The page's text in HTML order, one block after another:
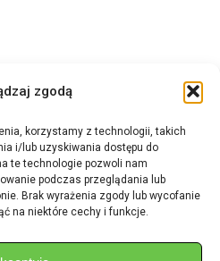
zgodą
korzystamy z technologii, takich
i/lub uzyskiwania dostępu do
te technologie pozwoli nam
podczas przeglądania lub
Brak wyrażenia zgody lub wycofanie
na niektóre cechy i funkcje.